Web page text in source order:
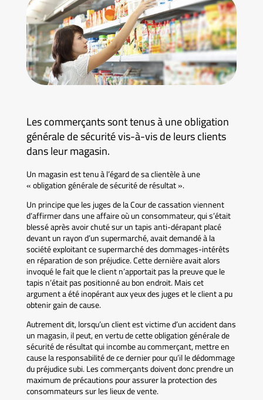
Les commerçants sont tenus à une obligation
générale de sécurité vis-à-vis de leurs clients
dans leur magasin.
Un magasin est tenu à l’égard de sa clientèle à une
« obligation générale de sécurité de résultat ».
Un principe que les juges de la Cour de cassation viennent
d’affirmer dans une affaire où un consommateur, qui s’était
blessé après avoir chuté sur un tapis anti-dérapant placé
devant un rayon d’un supermarché, avait demandé à la
société exploitant ce supermarché des dommages-intérêts
en réparation de son préjudice. Cette dernière avait alors
invoqué le fait que le client n’apportait pas la preuve que le
tapis n’était pas positionné au bon endroit. Mais cet
argument a été inopérant aux yeux des juges et le client a pu
obtenir gain de cause.
Autrement dit, lorsqu’un client est victime d’un accident dans
un magasin, il peut, en vertu de cette obligation générale de
sécurité de résultat qui incombe au commerçant, mettre en
cause la responsabilité de ce dernier pour qu’il le dédommage
du préjudice subi. Les commerçants doivent donc prendre un
maximum de précautions pour assurer la protection des
consommateurs sur les lieux de vente.